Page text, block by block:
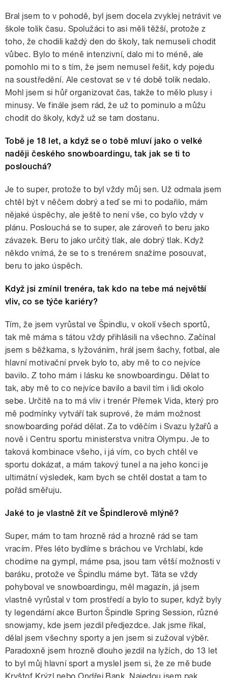
Bral jsem to v pohodě, byl jsem docela zvyklej netrávit ve
škole tolik času. Spolužáci to asi měli těžší, protože z
toho, že chodili každý den do školy, tak nemuseli chodit
vůbec. Bylo to méně intenzivní, dalo mi to méně, ale
pomohlo mi to s tím, že jsem nemusel řešit, kdy pojedu
na soustředění. Ale cestovat se v té době tolik nedalo.
Mohl jsem si hůř organizovat čas, takže to mělo plusy i
minusy. Ve finále jsem rád, že už to pominulo a můžu
chodit do školy, když už se tam dostanu.
Tobě je 18 let, a když se o tobě mluví jako o velké
naději českého snowboardingu, tak jak se ti to
poslouchá?
Je to super, protože to byl vždy můj sen. Už odmala jsem
chtěl být v něčem dobrý a teď se mi to podařilo, mám
nějaké úspěchy, ale ještě to není vše, co bylo vždy v
plánu. Poslouchá se to super, ale zároveň to beru jako
závazek. Beru to jako určitý tlak, ale dobrý tlak. Když
někdo vnímá, že se to s trenérem snažíme posouvat,
beru to jako úspěch.
Když jsi zmínil trenéra, tak kdo na tebe má největší
vliv, co se týče kariéry?
Tím, že jsem vyrůstal ve Špindlu, v okolí všech sportů,
tak mě máma s tátou vždy přihlásili na všechno. Začínal
jsem s běžkama, s lyžováním, hrál jsem šachy, fotbal, ale
hlavní motivační prvek bylo to, aby mě to co nejvíce
bavilo. Z toho mám i lásku ke snowboardingu. Dělat to
tak, aby mě to co nejvíce bavilo a bavil tím i lidi okolo
sebe. Určitě na to má vliv i trenér Přemek Vida, který pro
mě podmínky vytváří tak suprové, že mám možnost
snowboarding pořád dělat. Za to vděčím i Svazu lyžařů a
nově i Centru sportu ministerstva vnitra Olympu. Je to
taková kombinace všeho, i já vím, co bych chtěl ve
sportu dokázat, a mám takový tunel a na jeho konci je
ultimátní výsledek, kam bych se chtěl dostat a tam to
pořád směřuju.
Jaké to je vlastně žít ve Špindlerově mlýně?
Super, mám to tam hrozně rád a hrozně rád se tam
vracím. Přes léto bydlíme s bráchou ve Vrchlabí, kde
chodíme na gympl, máme psa, jsou tam větší možnosti v
baráku, protože ve Špindlu máme byt. Táta se vždy
pohyboval ve snowboardingu, měl magazín, já jsem
vlastně vyrůstal v tom prostředí a bylo to super, když byly
ty legendární akce Burton Špindle Spring Session, různé
snowjamy, kde jsem jezdil předjezdce. Jak jsme říkal,
dělal jsem všechny sporty a jen jsem si zužoval výběr.
Paradoxně jsem hrozně dlouho jezdil na lyžích, do 13 let
to byl můj hlavní sport a myslel jsem si, že ze mě bude